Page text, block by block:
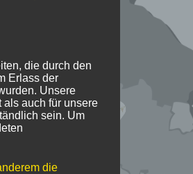
die durch den
Erlass der
Unsere
als auch für unsere
sein. Um
die